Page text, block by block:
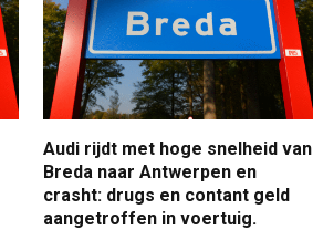
Audi rijdt met hoge snelheid van
Breda naar Antwerpen en
crasht: drugs en contant geld
aangetroffen in voertuig.